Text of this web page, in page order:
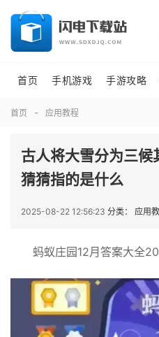
首页 手机游戏 手游攻略
首页 应用教程
古人将大雪分为三候
猜猜指的是什么
2025-08-22 12:56:23 分类： 应用
蚂蚁庄园12月答案大全